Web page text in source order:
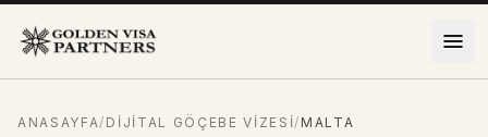
ANASAYFA/ DIJITAL GÖÇEBE VIZESI/ MALTA